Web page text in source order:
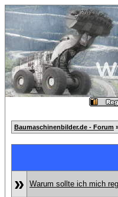
Baumaschinenbilder.de - Forum
»
Warum sollte ich mich